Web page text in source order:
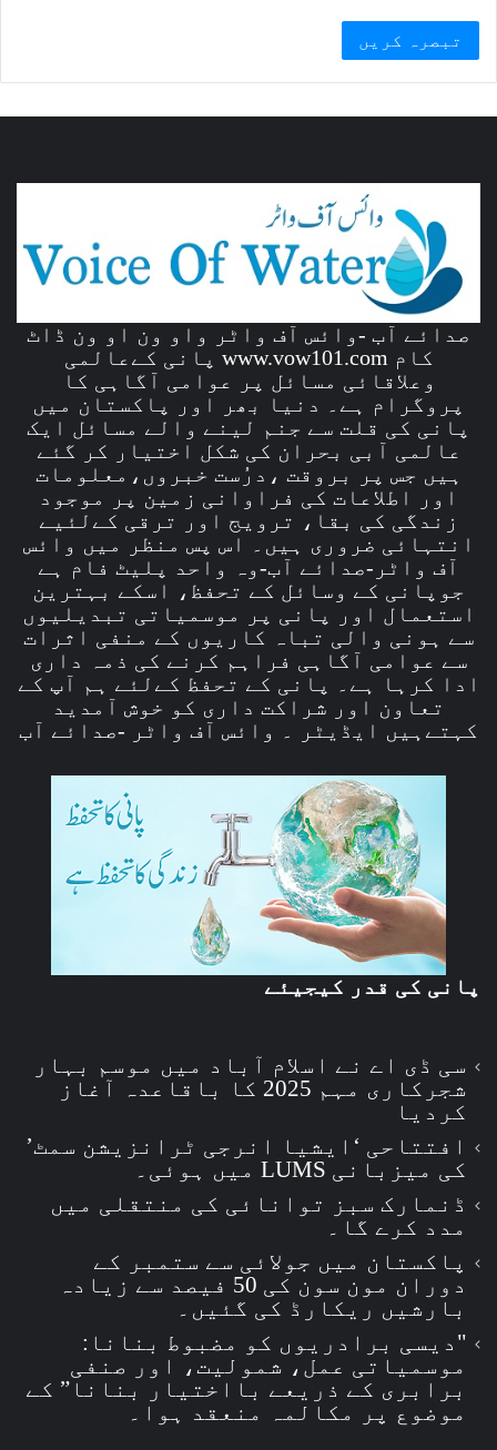
صدائے آب -وائس آف واٹر واو ون او ون ڈاٹ
کام www.vow101.com پانی کےعالمی
وعلاقائی مسائل پر عوامی آگاہی کا
پروگرام ہے۔ دنیا بھر اور پاکستان میں
پانی کی قلت سے جنم لینے والے مسائل ایک
عالمی آبی بحران کی شکل اختیار کر گئے
ہیں جس پر بروقت ،درُست خبروں،معلومات
اور اطلاعات کی فراوانی زمین پر موجود
زندگی کی بقا، ترویج اور ترقی کےلئیے
انتہائی ضروری ہیں۔ اس پس منظر میں وائس
آف واٹر-صدائے آب-وہ واحد پلیٹ فام ہے
جوپانی کے وسائل کے تحفظ، اسکے بہترین
استعمال اور پانی پر موسمیاتی تبدیلیوں
سے ہونی والی تباہ کاریوں کے منفی اثرات
سے عوامی آگاہی فراہم کرنے کی ذمہ داری
ادا کرہا ہے۔ پانی کے تحفظ کےلئے ہم آپ کے
تعاون اور شراکت داری کو خوش آمدید
کہتےہیں ایڈیٹر ۔ وائس آف واٹر -صدائے آب
پانی کی قدر کیجیئے
سی ڈی اے نے اسلام آباد میں موسم بہار
شجرکاری مہم 2025 کا باقاعدہ آغاز
کردیا
افتتاحی ‘ایشیا انرجی ٹرانزیشن سمٹ’
کی میزبانی LUMS میں ہوئی۔
ڈنمارک سبز توانائی کی منتقلی میں
مدد کرے گا۔
پاکستان میں جولائی سے ستمبر کے
دوران مون سون کی 50 فیصد سے زیادہ
بارشیں ریکارڈ کی گئیں۔
"دیسی برادریوں کو مضبوط بنانا:
موسمیاتی عمل، شمولیت، اور صنفی
برابری کے ذریعے بااختیار بنانا” کے
موضوع پر مکالمہ منعقد ہوا۔